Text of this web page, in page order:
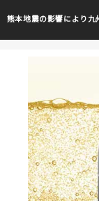
熊本地震の影響により